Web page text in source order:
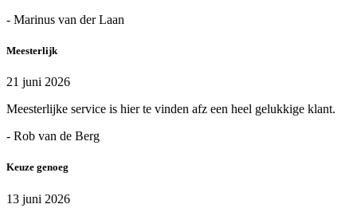
- Marinus van der Laan
Meesterlijk
21 juni 2026
Meesterlijke service is hier te vinden afz een heel gelukkige klant.
- Rob van de Berg
Keuze genoeg
13 juni 2026